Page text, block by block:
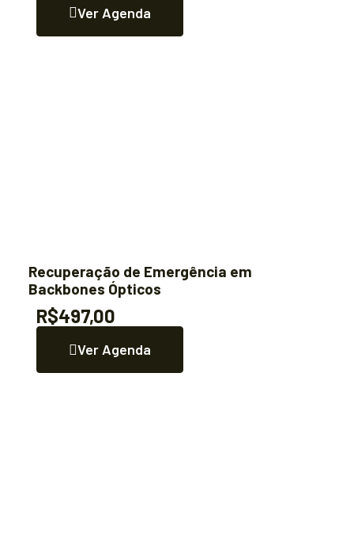
Ver Agenda
Recuperação de Emergência em
Backbones Ópticos
R$497,00
Ver Agenda